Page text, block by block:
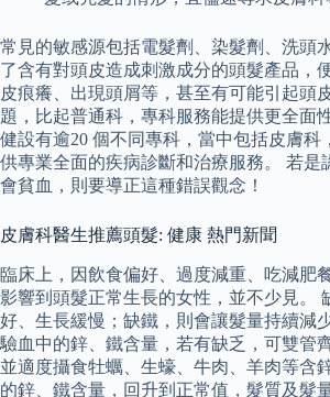
常見的敏感源包括電髮劑、染髮劑、洗頭
了含有對頭皮造成刺激成分的頭髮產品，
皮痕癢、出現頭屑等，甚至有可能引起頭
題，比起普通科，專科服務能提供更全面
健設有逾20 個不同專科，當中包括皮膚科
供專業全面的疾病診斷和治療服務。 若是
會貧血，則要導正這種錯誤觀念！
皮膚科醫生推薦頭髮: 健康 熱門新聞
臨床上，因飲食偏好、過度減重、吃減肥
影響到頭髮正常生長的女性，並不少見。
好、生長緩慢；缺鐵，則會讓髮量持續減
驗血中的鋅、鐵含量，若有缺乏，可雙管
並適度攝食牡蠣、生蠔、牛肉、羊肉等含
的鋅、鐵含量，回升到正常值，髮質及髮